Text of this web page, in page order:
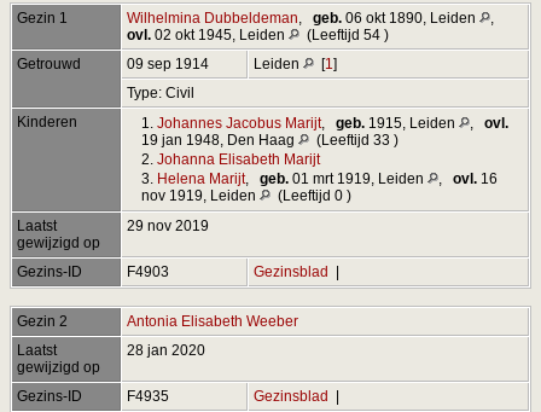
Gezin 1 Wilhelmina Dubbeldeman geb. 06 okt 1890, Leiden
ovl. 02 okt 1945, Leiden
(Leeftijd 54 )
Getrouwd
09 sep 1914 Leiden [1 ]
Type: Civil
Kinderen
1. Johannes Jacobus Marijt, geb. 1915, Leiden
ovl.
19 jan 1948, Den Haag
(Leeftijd 33 )
2. Johanna Elisabeth Marijt
3. Helena Marijt, geb. 01 mrt 1919, Leiden ovl. 16
nov 1919, Leiden
(Leeftijd 0 )
Laatst
gewijzigd op
29 nov 2019
Gezins-ID F4903 Gezinsblad |
Gezin 2
Antonia Elisabeth Weeber
Laatst
gewijzigd op
28 jan 2020
Gezins-ID F4935 Gezinsblad |